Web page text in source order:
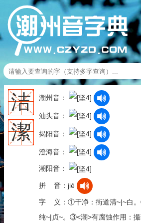
洁
潔
潮州音：
汕头音：
揭阳音：
澄海音：
潮阳音：
拼 音：jié
字 义：①干净：街道清~|~白
纯~|贞~。③<潮>有腐蚀作用：